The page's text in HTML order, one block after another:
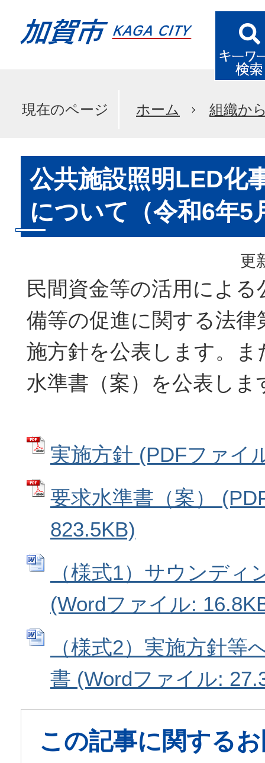
現在のページ ホーム 組織か
公共施設照明LED化
について（令和6年5
更
民間資金等の活用による
備等の促進に関する法律
施方針を公表します。ま
水準書（案）を公表しま
実施方針 (PDFファイ
要求水準書（案）
823.5KB)
（様式1）サウンディ
(Wordファイル:
（様式2）実施方針等
書 (Wordファイル:
この記事に関する